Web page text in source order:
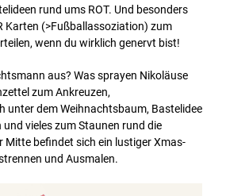
rund ums ROT. Und besonders
Karten (>Fußballassoziation) zum
wenn du wirklich genervt bist!
aus? Was sprayen Nikoläuse
zum Ankreuzen,
unter dem Weihnachtsbaum, Bastelidee
vieles zum Staunen rund die
Mitte befindet sich ein lustiger Xmas-
und Ausmalen.